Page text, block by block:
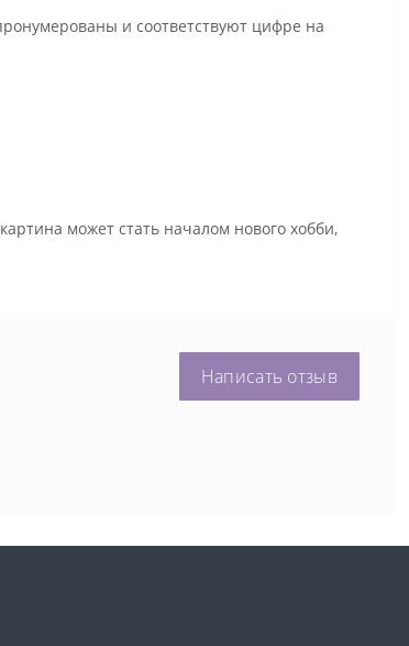
и соответствуют цифре на
может стать началом нового хобби,
Написать отзыв